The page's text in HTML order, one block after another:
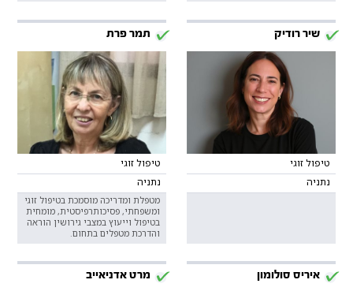
שיר רודיק
טיפול זוגי
נתניה
תמר פרת
טיפול זוגי
נתניה
מטפלת ומדריכה מוסמכת בטיפול זוגי
ומשפחתי, פסיכותרפיסטית, מומחית
בטיפול וייעוץ במצבי גירושין הוראה
והדרכת מטפלים בתחום.
איריס סולומון מרט אדניאייב